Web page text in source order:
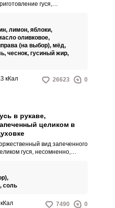
гуся,
не очень простой
Если у вас нет
подать к столу
запеченного гуся, его
лимон, яблоки,
оливковое,
(на выбор), мёд,
чеснок, гусиный жир,
кКал 26623 0
в рукаве,
целиком в
вид запеченного
гуся, несомненно,
в рукаве просто тушку
без всякой начинки.
соль
7490 0